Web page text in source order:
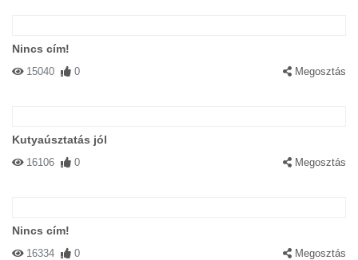
Nincs cím!
15040 0 Megosztás
Kutyaúsztatás jól
16106 0 Megosztás
Nincs cím!
16334 0 Megosztás